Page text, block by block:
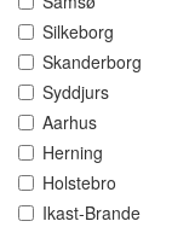
Silkeborg
Skanderborg
Syddjurs
Aarhus
Herning
Holstebro
Ikast-Brande